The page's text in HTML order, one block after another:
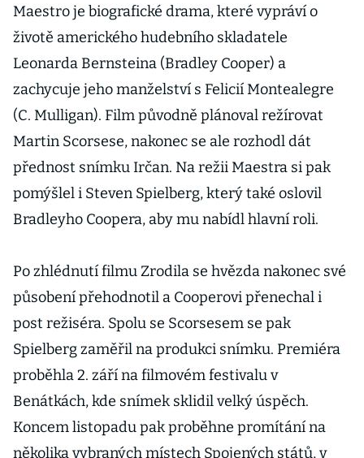
Maestro je biografické drama, které vypráví o
životě amerického hudebního skladatele
Leonarda Bernsteina (Bradley Cooper) a
zachycuje jeho manželství s Felicií Montealegre
(C. Mulligan). Film původně plánoval režírovat
Martin Scorsese, nakonec se ale rozhodl dát
přednost snímku Irčan. Na režii Maestra si pak
pomýšlel i Steven Spielberg, který také oslovil
Bradleyho Coopera, aby mu nabídl hlavní roli.
Po zhlédnutí filmu Zrodila se hvězda nakonec své
působení přehodnotil a Cooperovi přenechal i
post režiséra. Spolu se Scorsesem se pak
Spielberg zaměřil na produkci snímku. Premiéra
proběhla 2. září na filmovém festivalu v
Benátkách, kde snímek sklidil velký úspěch.
Koncem listopadu pak proběhne promítání na
několika vybraných místech Spojených států, v